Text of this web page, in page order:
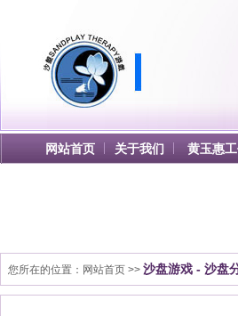
网站首页 关于我们 黄玉惠
您所在的位置： 网站首页 >> 沙盘游戏 - 沙盘